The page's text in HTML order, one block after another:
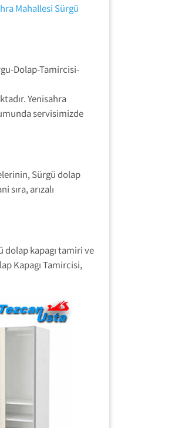
Mahallesi Sürgü
Yenisahra
servisimizde
Sürgü dolap
sıra, arızalı
dolap kapagı tamiri ve
Kapagı Tamircisi,